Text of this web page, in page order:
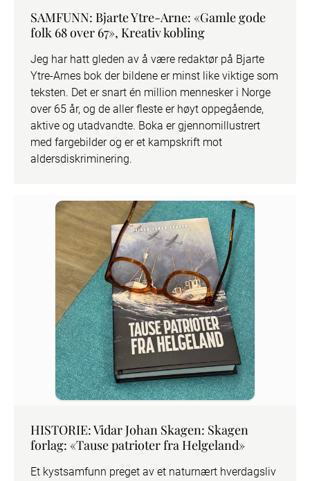
SAMFUNN: Bjarte Ytre-Arne: «Gamle gode
folk 68 over 67», Kreativ kobling
Jeg har hatt gleden av å være redaktør på Bjarte
Ytre-Arnes bok der bildene er minst like viktige som
teksten. Det er snart én million mennesker i Norge
over 65 år, og de aller fleste er høyt oppegående,
aktive og utadvandte. Boka er gjennomillustrert
med fargebilder og er et kampskrift mot
aldersdiskriminering.
HISTORIE: Vidar Johan Skagen: Skagen
forlag: «Tause patrioter fra Helgeland»
Et kystsamfunn preget av et naturnært hverdagsliv